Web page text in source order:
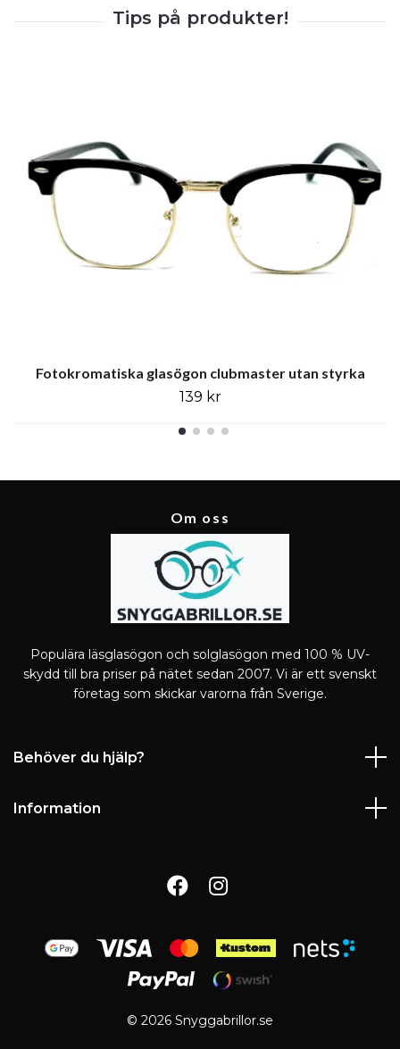
Fotokromatiska glasögon clubmaster utan styrka
139 kr
Om oss
Populära läsglasögon och solglasögon med 100 % UV-
skydd till bra priser på nätet sedan 2007. Vi är ett svenskt
företag som skickar varorna från Sverige.
Behöver du hjälp?
Information
© 2026 Snyggabrillor.se